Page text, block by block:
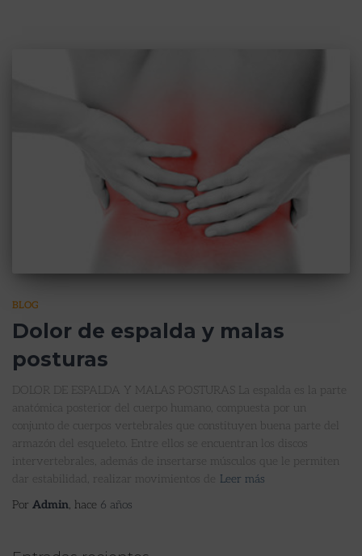
BLOG
Dolor de espalda y malas
posturas
DOLOR DE ESPALDA Y MALAS POSTURAS La espalda es la parte
anatómica posterior del cuerpo humano, compuesta por un
conjunto de cuerpos vertebrales que constituyen buena parte del
armazón del esqueleto. Entre ellos se encuentran los discos
intervertebrales, además de insertarse músculos que le permiten
dar estabilidad, realizar movimientos de
Leer más
Por Admin, hace 6 años